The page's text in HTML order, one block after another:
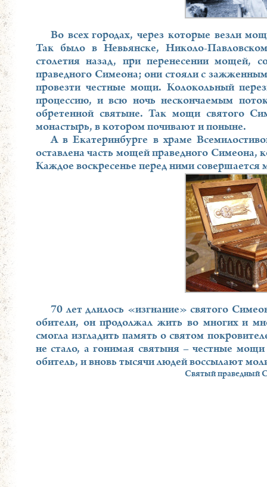
Во всех городах, через которые везли
Так было в Невьянске, Николо-
столетия назад, при перенесении мощей,
праведного Симеона; они стояли с
провезти честные мощи. Колокольный
процессию, и всю ночь нескончаемым
обретенной святыне. Так мощи святого
монастырь, в котором почивают и поныне.
А в Екатеринбурге в храме
оставлена часть мощей праведного Симеона,
Каждое воскресенье перед ними совершается
70 лет длилось «изгнание» святого
обители, он продолжал жить во многих и
смогла изгладить память о святом
не стало, а гонимая святыня – честные
обитель, и вновь тысячи людей воссылают
Святый праведный